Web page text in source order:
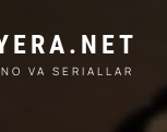
VA SERIALLAR